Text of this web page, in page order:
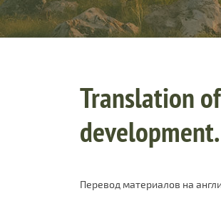
Translation
development.
Перевод материалов на